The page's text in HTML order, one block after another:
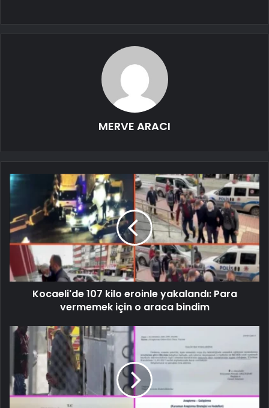
MERVE ARACI
Kocaeli'de 107 kilo eroinle yakalandı: Para
vermemek için o araca bindim